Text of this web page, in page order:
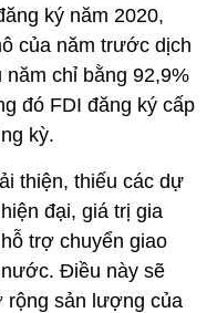
ký năm 2020,
của năm trước dịch
chỉ bằng 92,9%
đó FDI đăng ký cấp
kỳ.
thiện, thiếu các dự
đại, giá trị gia
trợ chuyển giao
Điều này sẽ
rộng sản lượng của